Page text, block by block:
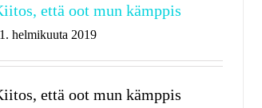
että oot mun kämppis
helmikuuta 2019
että oot mun kämppis